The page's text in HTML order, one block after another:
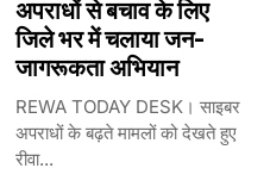
अपराधों से बचाव के लिए
जिले भर में चलाया जन-
जागरूकता अभियान
REWA TODAY DESK। साइबर
अपराधों के बढ़ते मामलों को देखते हुए
रीवा...